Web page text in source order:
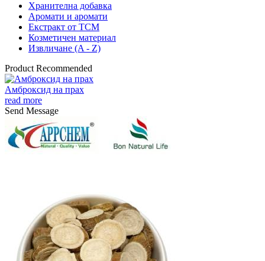
Хранителна добавка
Аромати и аромати
Екстракт от TCM
Козметичен материал
Извличане (A - Z)
Product Recommended
Амброксид на прах
read more
Send Message